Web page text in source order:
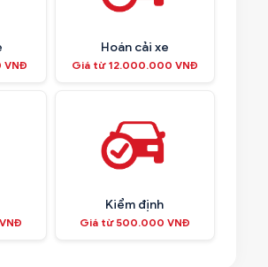
VNĐ
Hoán cải xe
Giá từ 12.000.000 VNĐ
Kiểm định
Giá từ 500.000 VNĐ